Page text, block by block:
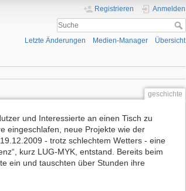
Registrieren Anmelden
Letzte Änderungen Medien-Manager Übersicht
geschichte
und Interessierte an einen Tisch zu
eingeschlafen, neue Projekte wie der
- trotz schlechtem Wetters - eine
kurz LUG-MYK, entstand. Bereits beim
ein und tauschten über Stunden ihre